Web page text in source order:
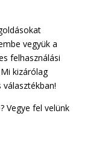
vegyük a
felhasználási
kizárólag
Vegye fel velünk